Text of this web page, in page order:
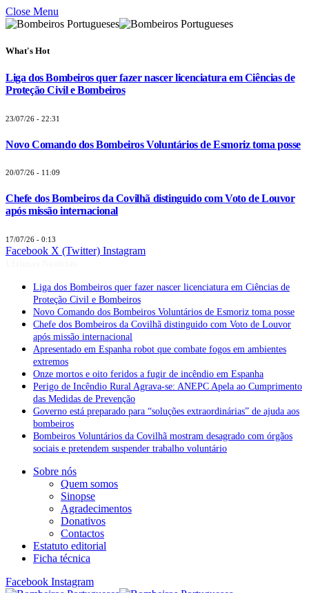
Close Menu
What's Hot
Liga dos Bombeiros quer fazer nascer licenciatura em Ciências de
Proteção Civil e Bombeiros
23/07/26 - 22:31
Novo Comando dos Bombeiros Voluntários de Esmoriz toma posse
20/07/26 - 11:09
Chefe dos Bombeiros da Covilhã distinguido com Voto de Louvor
após missão internacional
17/07/26 - 0:13
Facebook X (Twitter) Instagram
Liga dos Bombeiros quer fazer nascer licenciatura em Ciências de
Proteção Civil e Bombeiros
Novo Comando dos Bombeiros Voluntários de Esmoriz toma posse
Chefe dos Bombeiros da Covilhã distinguido com Voto de Louvor
após missão internacional
Apresentado em Espanha robot que combate fogos em ambientes
extremos
Onze mortos e oito feridos a fugir de incêndio em Espanha
Perigo de Incêndio Rural Agrava-se: ANEPC Apela ao Cumprimento
das Medidas de Prevenção
Governo está preparado para “soluções extraordinárias” de ajuda aos
bombeiros
Bombeiros Voluntários da Covilhã mostram desagrado com órgãos
sociais e pretendem suspender trabalho voluntário
Sobre nós
Quem somos
Sinopse
Agradecimentos
Donativos
Contactos
Estatuto editorial
Ficha técnica
Facebook Instagram